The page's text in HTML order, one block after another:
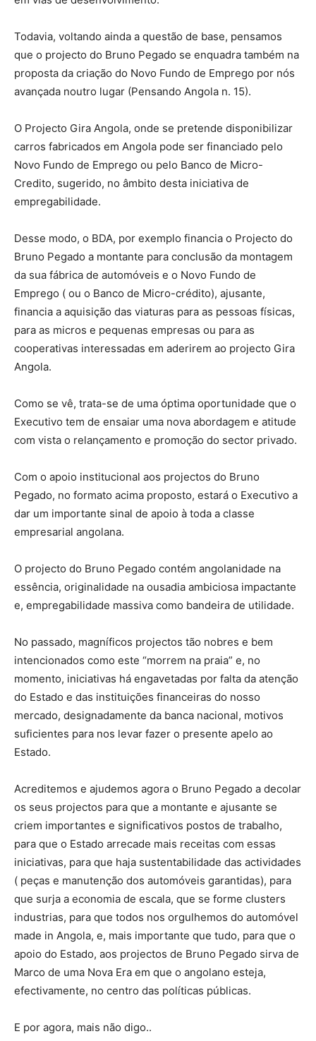
Todavia, voltando ainda a questão de base, pensamos
que o projecto do Bruno Pegado se enquadra também na
proposta da criação do Novo Fundo de Emprego por nós
avançada noutro lugar (Pensando Angola n. 15).
O Projecto Gira Angola, onde se pretende disponibilizar
carros fabricados em Angola pode ser financiado pelo
Novo Fundo de Emprego ou pelo Banco de Micro-
Credito, sugerido, no âmbito desta iniciativa de
empregabilidade.
Desse modo, o BDA, por exemplo financia o Projecto do
Bruno Pegado a montante para conclusão da montagem
da sua fábrica de automóveis e o Novo Fundo de
Emprego ( ou o Banco de Micro-crédito), ajusante,
financia a aquisição das viaturas para as pessoas físicas,
para as micros e pequenas empresas ou para as
cooperativas interessadas em aderirem ao projecto Gira
Angola.
Como se vê, trata-se de uma óptima oportunidade que o
Executivo tem de ensaiar uma nova abordagem e atitude
com vista o relançamento e promoção do sector privado.
Com o apoio institucional aos projectos do Bruno
Pegado, no formato acima proposto, estará o Executivo a
dar um importante sinal de apoio à toda a classe
empresarial angolana.
O projecto do Bruno Pegado contém angolanidade na
essência, originalidade na ousadia ambiciosa impactante
e, empregabilidade massiva como bandeira de utilidade.
No passado, magníficos projectos tão nobres e bem
intencionados como este “morrem na praia” e, no
momento, iniciativas há engavetadas por falta da atenção
do Estado e das instituições financeiras do nosso
mercado, designadamente da banca nacional, motivos
suficientes para nos levar fazer o presente apelo ao
Estado.
Acreditemos e ajudemos agora o Bruno Pegado a decolar
os seus projectos para que a montante e ajusante se
criem importantes e significativos postos de trabalho,
para que o Estado arrecade mais receitas com essas
iniciativas, para que haja sustentabilidade das actividades
( peças e manutenção dos automóveis garantidas), para
que surja a economia de escala, que se forme clusters
industrias, para que todos nos orgulhemos do automóvel
made in Angola, e, mais importante que tudo, para que o
apoio do Estado, aos projectos de Bruno Pegado sirva de
Marco de uma Nova Era em que o angolano esteja,
efectivamente, no centro das políticas públicas.
E por agora, mais não digo..